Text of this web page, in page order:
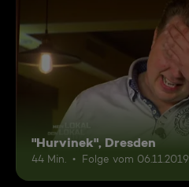
"Hurvinek", Dresden
44 Min. Folge vom 06.11.2019